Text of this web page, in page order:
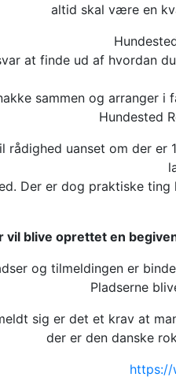
altid skal være en
at finde ud af hvordan
sammen og arranger
Hundested
rådighed uanset om der
Der er dog praktiske
vil blive oprettet en
og tilmeldingen er
Pladserne
sig er det et krav at
der er den danske
https://